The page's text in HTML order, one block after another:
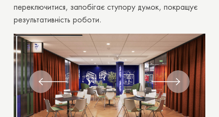
переключитися, запобігає ступору думок, покращує
результативність роботи.